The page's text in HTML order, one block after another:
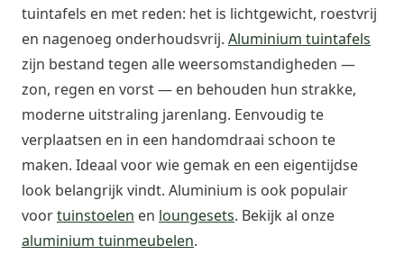
tuintafels en met reden: het is lichtgewicht, roestvrij
en nagenoeg onderhoudsvrij. Aluminium tuintafels
zijn bestand tegen alle weersomstandigheden —
zon, regen en vorst — en behouden hun strakke,
moderne uitstraling jarenlang. Eenvoudig te
verplaatsen en in een handomdraai schoon te
maken. Ideaal voor wie gemak en een eigentijdse
look belangrijk vindt. Aluminium is ook populair
voortuinstoelen en loungesets. Bekijk al onze
aluminium tuinmeubelen.